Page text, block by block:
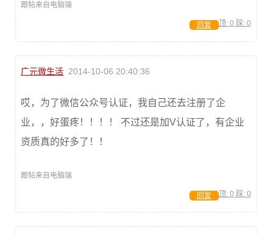
跟帖来自电脑端
顶: 0 踩: 0
回复
广元微生活 2014-10-06 20:40:36
哎，为了微信公众号认证，我自己还去注册了企
业，，好蛋疼！！！！ 不过还是加V认证了，有企业
资质真的好多了！！
跟帖来自电脑端
顶: 0 踩: 0
回复